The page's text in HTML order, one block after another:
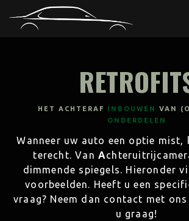
HET ACHTERAF INBOUWEN VAN
ONDERDELEN
Wanneer uw auto een optie mist,
terecht. Van A
dimmende spiegels. Hieronder
voorbeelden. Heeft u een
vraag? Neem dan contact met ons
u graag!